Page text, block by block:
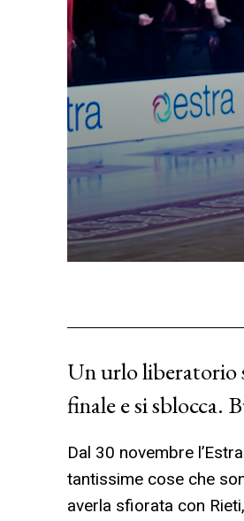
Un urlo liberatorio
finale e si sblocca.
Dal 30 novembre
tantissime cose che
averla sfiorata con